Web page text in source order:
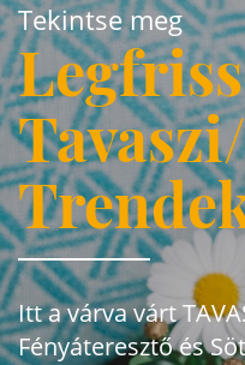
Tekintse meg
Itt a várva várt
Fényáteresztő és